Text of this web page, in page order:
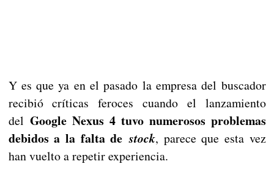
Y es que ya en el pasado la empresa del buscador
recibió críticas feroces cuando el lanzamiento
delGoogle Nexus 4 tuvo numerosos problemas
debidos a la falta destock, parece que esta vez
han vuelto a repetir experiencia.